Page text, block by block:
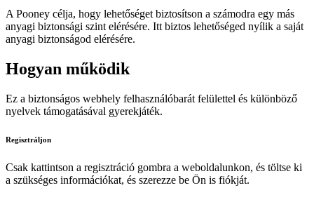
A Pooney célja, hogy lehetőséget biztosítson a számodra egy más
anyagi biztonsági szint elérésére. Itt biztos lehetőséged nyílik a saját
anyagi biztonságod elérésére.
Hogyan működik
Ez a biztonságos webhely felhasználóbarát felülettel és különböző
nyelvek támogatásával gyerekjáték.
Regisztráljon
Csak kattintson a regisztráció gombra a weboldalunkon, és töltse ki
a szükséges információkat, és szerezze be Ön is fiókját.